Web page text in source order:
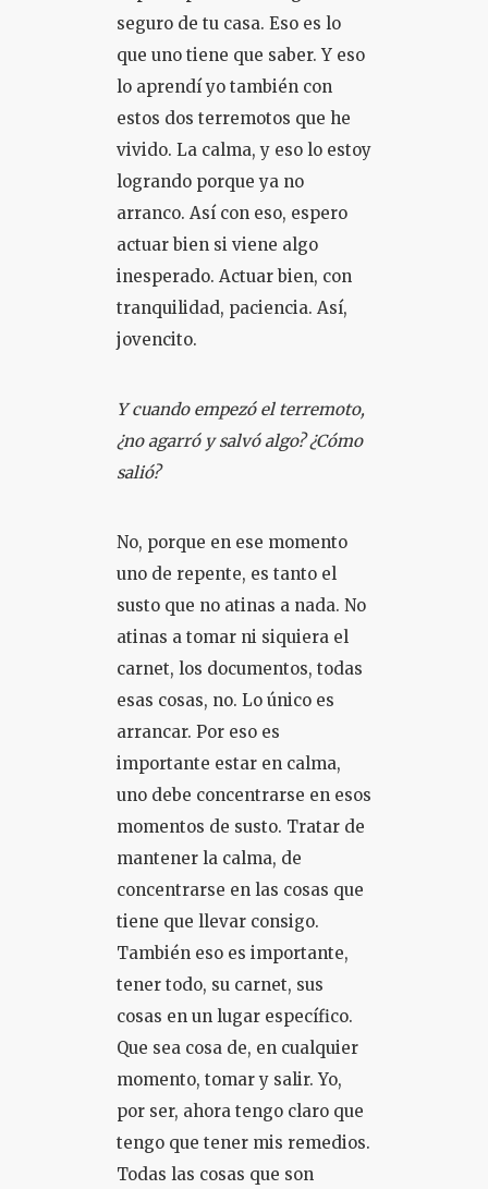
seguro de tu casa. Eso es lo
que uno tiene que saber. Y eso
lo aprendí yo también con
estos dos terremotos que he
vivido. La calma, y eso lo estoy
logrando porque ya no
arranco. Así con eso, espero
actuar bien si viene algo
inesperado. Actuar bien, con
tranquilidad, paciencia. Así,
jovencito.
Y cuando empezó el terremoto,
¿no agarró y salvó algo? ¿Cómo
salió?
No, porque en ese momento
uno de repente, es tanto el
susto que no atinas a nada. No
atinas a tomar ni siquiera el
carnet, los documentos, todas
esas cosas, no. Lo único es
arrancar. Por eso es
importante estar en calma,
uno debe concentrarse en esos
momentos de susto. Tratar de
mantener la calma, de
concentrarse en las cosas que
tiene que llevar consigo.
También eso es importante,
tener todo, su carnet, sus
cosas en un lugar específico.
Que sea cosa de, en cualquier
momento, tomar y salir. Yo,
por ser, ahora tengo claro que
tengo que tener mis remedios.
Todas las cosas que son